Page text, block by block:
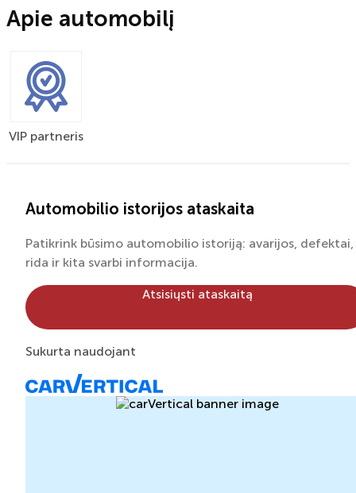
Apie automobilį
VIP partneris
Automobilio istorijos ataskaita
Patikrink būsimo automobilio istoriją: avarijos, defektai,
rida ir kita svarbi informacija.
Atsisiųsti ataskaitą
Sukurta naudojant